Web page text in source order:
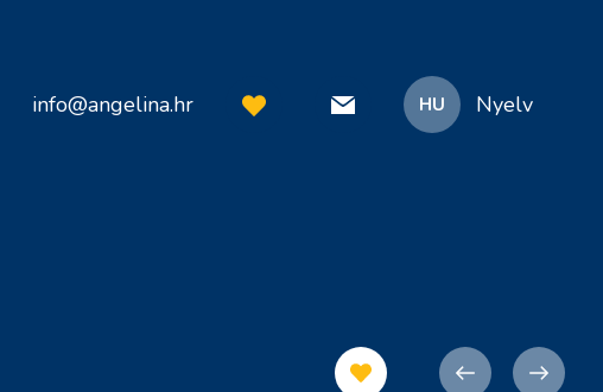
info@angelina.hr HU Nyelv